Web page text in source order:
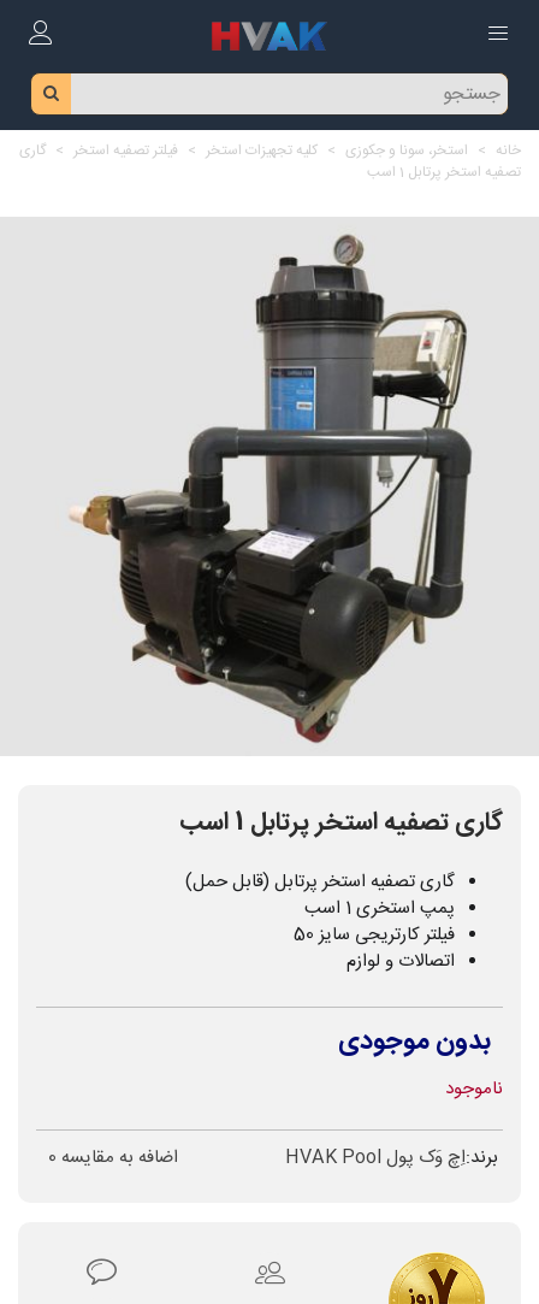
خانه > استخر، سونا و جکوزی > کلیه تجهیزات استخر > فیلتر تصفیه استخر > گاری
تصفیه استخر پرتابل 1 اسب
گاری تصفیه استخر پرتابل 1 اسب
گاری تصفیه استخر پرتابل (قابل حمل)
پمپ استخری 1 اسب
فیلتر کارتریجی سایز 50
اتصالات و لوازم
بدون موجودی
ناموجود
برند:اِچ وَک پول HVAK Pool اضافه به مقایسه 0